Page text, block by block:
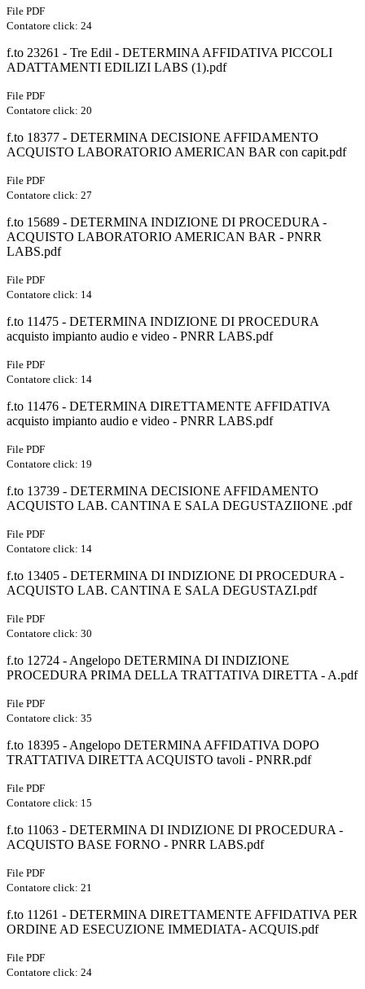
File PDF
Contatore click: 24
f.to 23261 - Tre Edil - DETERMINA AFFIDATIVA PICCOLI
ADATTAMENTI EDILIZI LABS (1).pdf
File PDF
Contatore click: 20
f.to 18377 - DETERMINA DECISIONE AFFIDAMENTO
ACQUISTO LABORATORIO AMERICAN BAR con capit.pdf
File PDF
Contatore click: 27
f.to 15689 - DETERMINA INDIZIONE DI PROCEDURA -
ACQUISTO LABORATORIO AMERICAN BAR - PNRR
LABS.pdf
File PDF
Contatore click: 14
f.to 11475 - DETERMINA INDIZIONE DI PROCEDURA
acquisto impianto audio e video - PNRR LABS.pdf
File PDF
Contatore click: 14
f.to 11476 - DETERMINA DIRETTAMENTE AFFIDATIVA
acquisto impianto audio e video - PNRR LABS.pdf
File PDF
Contatore click: 19
f.to 13739 - DETERMINA DECISIONE AFFIDAMENTO
ACQUISTO LAB. CANTINA E SALA DEGUSTAZIIONE .pdf
File PDF
Contatore click: 14
f.to 13405 - DETERMINA DI INDIZIONE DI PROCEDURA -
ACQUISTO LAB. CANTINA E SALA DEGUSTAZI.pdf
File PDF
Contatore click: 30
f.to 12724 - Angelopo DETERMINA DI INDIZIONE
PROCEDURA PRIMA DELLA TRATTATIVA DIRETTA - A.pdf
File PDF
Contatore click: 35
f.to 18395 - Angelopo DETERMINA AFFIDATIVA DOPO
TRATTATIVA DIRETTA ACQUISTO tavoli - PNRR.pdf
File PDF
Contatore click: 15
f.to 11063 - DETERMINA DI INDIZIONE DI PROCEDURA -
ACQUISTO BASE FORNO - PNRR LABS.pdf
File PDF
Contatore click: 21
f.to 11261 - DETERMINA DIRETTAMENTE AFFIDATIVA PER
ORDINE AD ESECUZIONE IMMEDIATA- ACQUIS.pdf
File PDF
Contatore click: 24